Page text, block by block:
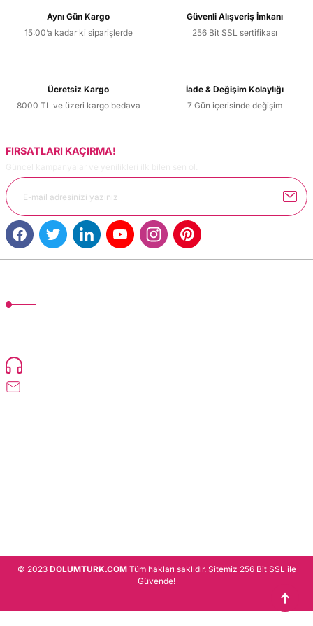
Aynı Gün Kargo
15:00’a kadar ki siparişlerde
Güvenli Alışveriş İmkanı
256 Bit SSL sertifikası
Ücretsiz Kargo
8000 TL ve üzeri kargo bedava
İade & Değişim Kolaylığı
7 Gün içerisinde değişim
FIRSATLARI KAÇIRMA!
© 2023 DOLUMTURK.COMTüm hakları saklıdır. Sitemiz 256 Bit SSL ile
Güvende!